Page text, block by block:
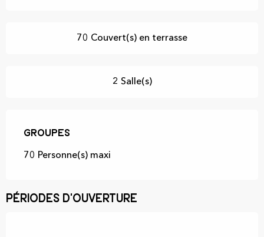
70 Couvert(s) en terrasse
2 Salle(s)
Groupes
Groupes
70 Personne(s) maxi
Périodes d'ouverture